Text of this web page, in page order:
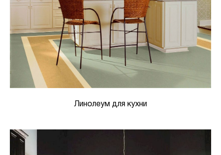
Линолеум для кухни